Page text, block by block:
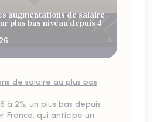
augmentations de salaire
plus bas niveau depuis 4
de salaire au plus bas
à 2%, un plus bas depuis
France, qui anticipe un